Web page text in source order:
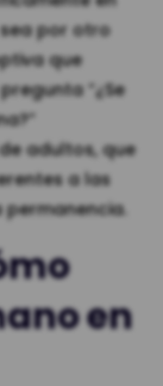
por otro
que
“¿Se
adultos, que
a las
en